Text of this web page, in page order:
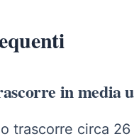
in media
trascorre circa